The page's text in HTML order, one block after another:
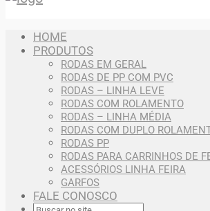
HOME
PRODUTOS
RODAS EM GERAL
RODAS DE PP COM PVC
RODAS – LINHA LEVE
RODAS COM ROLAMENTO
RODAS – LINHA MÉDIA
RODAS COM DUPLO
RODAS PP
RODAS PARA CARRINHOS DE
ACESSÓRIOS LINHA FEIRA
GARFOS
FALE CONOSCO